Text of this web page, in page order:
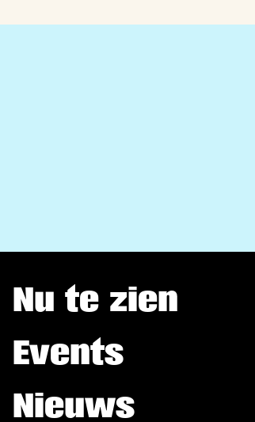
Nu te zien
Events
Nieuws